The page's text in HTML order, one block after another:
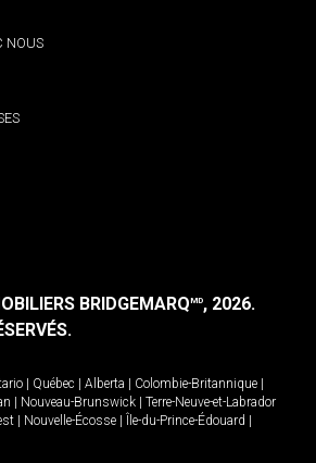
NOUS
BRIDGEMARQMD, 2026.
Québec Alberta Colombie-Britannique
Nouveau-Brunswick
Terre-Neuve-et-Labrador
Nouvelle-Écosse Île-du-Prince-Édouard